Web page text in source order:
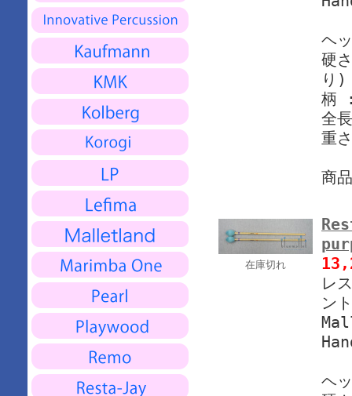
ヘ
硬
り)
柄
全
重
商
在庫切れ
レ
ン
ヘ